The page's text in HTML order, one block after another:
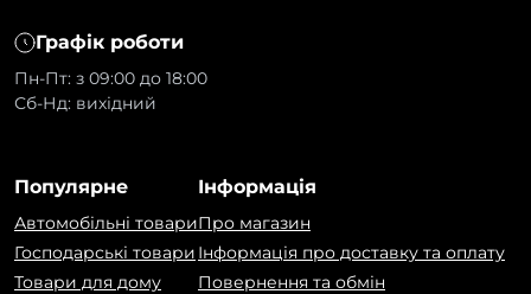
Графік роботи
Пн-Пт: з 09:00 до 18:00
Сб-Нд: вихідний
Популярне
Автомобільні товари
Господарські товари
Товари для дому
Інформація
Про магазин
Інформація про доставку та оплату
Повернення та обмін